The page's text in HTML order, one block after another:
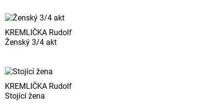
KREMLIČKA Rudolf
Ženský 3/4 akt
KREMLIČKA Rudolf
Stojící žena